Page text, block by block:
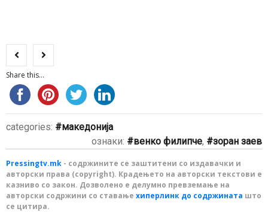
Share this...
categories:
македонија
ознаки:
венко филипче, зоран заев
Pressingtv.mk - содржините се заштитени со издавачки и
авторски права (copyright). Крадењето на авторски текстови е
казниво со закон. Дозволено е делумно превземање на
авторски содржини со ставање хиперлинк до содржината што
се цитира.